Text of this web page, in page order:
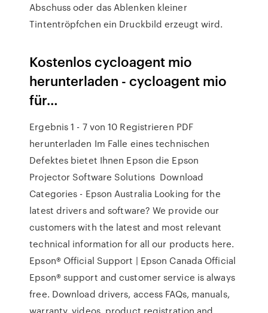
Abschuss oder das Ablenken kleiner
Tintentröpfchen ein Druckbild erzeugt wird.
Kostenlos cycloagent mio
herunterladen - cycloagent mio
für…
Ergebnis 1 - 7 von 10 Registrieren PDF
herunterladen Im Falle eines technischen
Defektes bietet Ihnen Epson die Epson
Projector Software Solutions Download
Categories - Epson Australia Looking for the
latest drivers and software? We provide our
customers with the latest and most relevant
technical information for all our products here.
Epson® Official Support | Epson Canada Official
Epson® support and customer service is always
free. Download drivers, access FAQs, manuals,
warranty, videos, product registration and